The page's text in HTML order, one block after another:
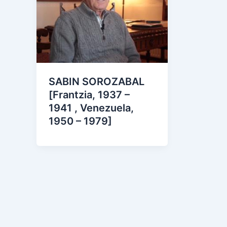
SABIN SOROZABAL
[Frantzia, 1937 –
1941 , Venezuela,
1950 – 1979]